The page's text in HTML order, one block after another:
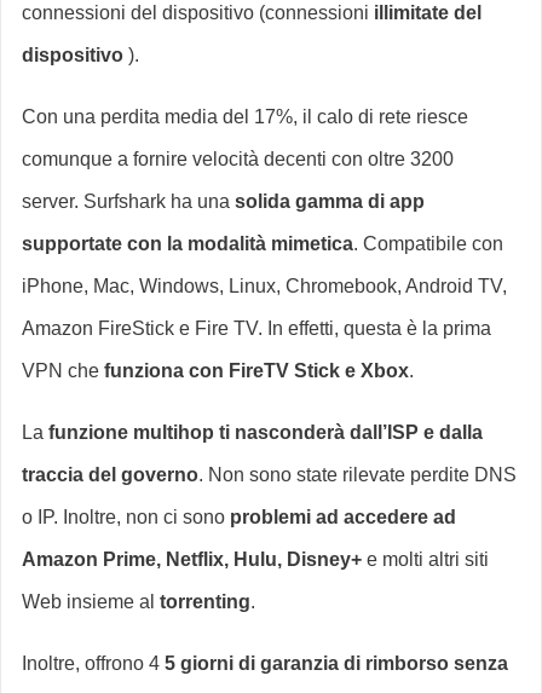
connessioni del dispositivo (connessioni illimitate del
dispositivo ).
Con una perdita media del 17%, il calo di rete riesce
comunque a fornire velocità decenti con oltre 3200
server. Surfshark ha una solida gamma di app
supportate con la modalità mimetica. Compatibile con
iPhone, Mac, Windows, Linux, Chromebook, Android TV,
Amazon FireStick e Fire TV. In effetti, questa è la prima
VPN che funziona con FireTV Stick e Xbox.
La funzione multihop ti nasconderà dall’ISP e dalla
traccia del governo. Non sono state rilevate perdite DNS
o IP. Inoltre, non ci sono problemi ad accedere ad
Amazon Prime, Netflix, Hulu, Disney+ e molti altri siti
Web insieme al torrenting.
Inoltre, offrono 4 5 giorni di garanzia di rimborso senza